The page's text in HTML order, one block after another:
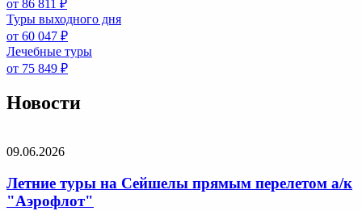
от 86 811 ₽
Туры выходного дня
от 60 047 ₽
Лечебные туры
от 75 849 ₽
Новости
09.06.2026
Летние туры на Сейшелы прямым перелетом а/к
"Аэрофлот"